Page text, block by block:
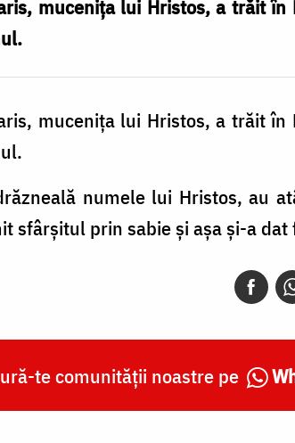
mucenița lui Hristos, a trăit
mucenița lui Hristos, a trăit
numele lui Hristos, au
sfârșitul prin sabie și așa și-a
te comunității noastre pe